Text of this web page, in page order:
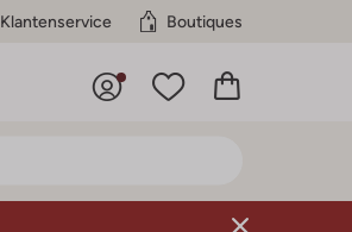
Klantenservice Boutiques